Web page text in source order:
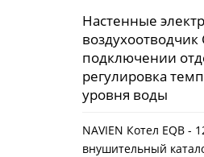
Настенные
подключении
регулировка
уровня воды
NAVIEN Котел EQB -
внушительный